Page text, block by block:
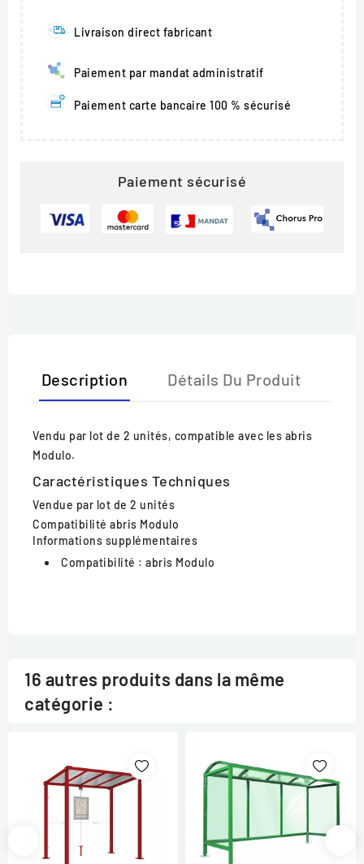
Livraison direct fabricant
Paiement par mandat administratif
Paiement carte bancaire 100 % sécurisé
Paiement sécurisé
Description Détails Du Produit
Vendu par lot de 2 unités, compatible avec les abris
Modulo.
Caractéristiques Techniques
Vendue par lot de 2 unités
Compatibilité abris Modulo
Informations supplémentaires
Compatibilité : abris Modulo
16 autres produits dans la même
catégorie :